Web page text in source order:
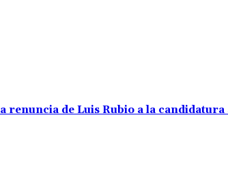
renuncia de Luis Rubio a la candidatura